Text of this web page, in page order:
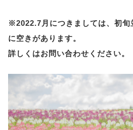
※2022.7月につきましては、初旬
に空きがあります。
詳しくはお問い合わせください。